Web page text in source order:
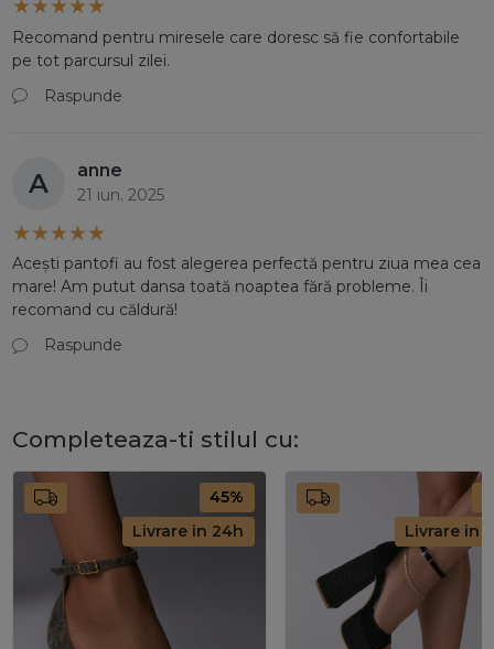
Recomand pentru miresele care doresc să fie confortabile
pe tot parcursul zilei.
Raspunde
A anne
21 iun. 2025
Acești pantofi au fost alegerea perfectă pentru ziua mea cea
mare! Am putut dansa toată noaptea fără probleme. Îi
recomand cu căldură!
Raspunde
Completeaza-ti stilul cu:
45%
Livrare in 24h
Livrare in